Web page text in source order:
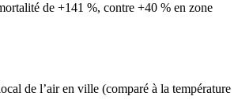
de +141 %, contre +40 % en zone
de l’air en ville (comparé à la température